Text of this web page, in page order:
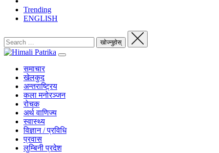
Trending
ENGLISH
समाचार
खेलकुद
अन्तराष्ट्रिय
कला मनोरञ्जन
रोचक
अर्थ वाणिज्य
स्वास्थ्य
विज्ञान / प्रविधि
प्रवास
लुम्बिनी प्रदेश